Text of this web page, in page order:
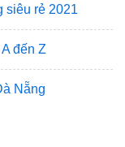
siêu rẻ 2021
đến Z
Nẵng